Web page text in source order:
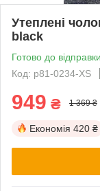
Утеплені
black
Готово до
Код: p81-0234-XS
949 ₴ 1 369 ₴
Економія 420 ₴